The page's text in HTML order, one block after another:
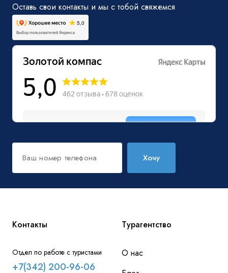
Оставь свои контакты и мы с тобой свяжемся
Хочу
Контакты
Отдел по работе с туристами
+7(342) 200-96-06
Турагентство
О нас